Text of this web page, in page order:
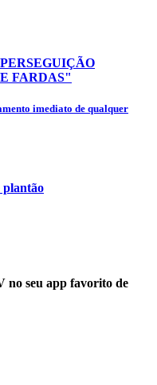
FARDAS"
imediato de qualquer
plantão
no seu app favorito de